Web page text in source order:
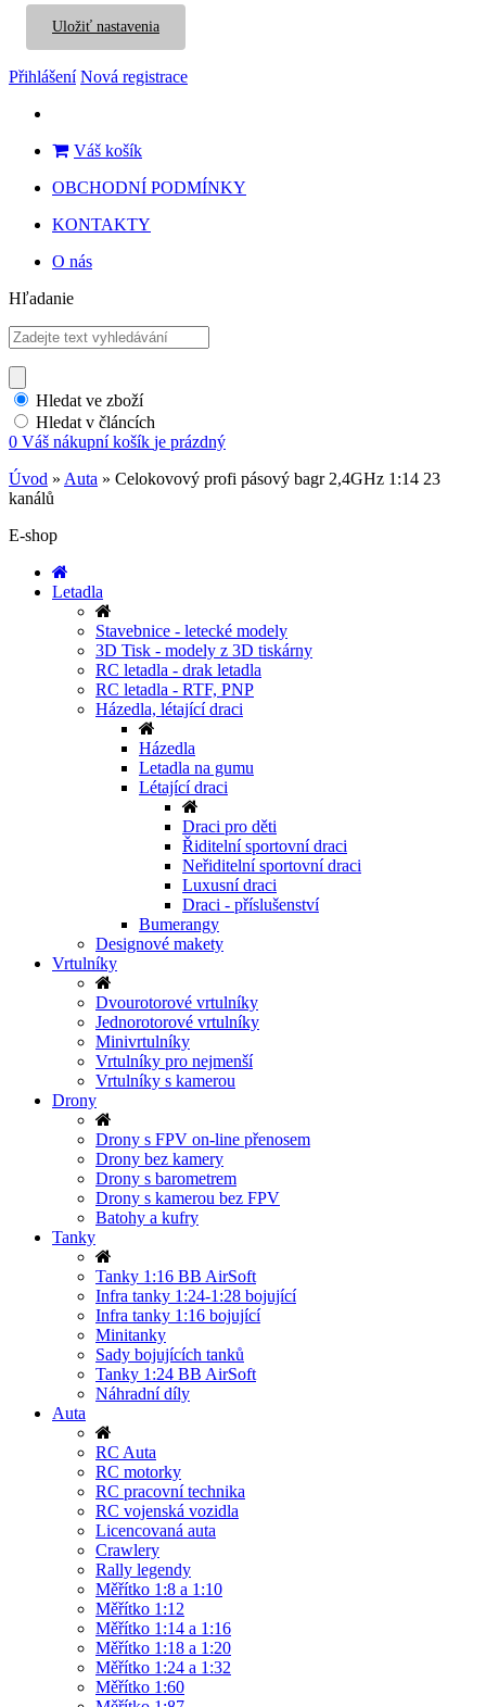
Uložiť nastavenia
Přihlášení Nová registrace
Váš košík
OBCHODNÍ PODMÍNKY
KONTAKTY
O nás
Hľadanie
Hledat ve zboží
Hledat v článcích
0 Váš nákupní košík je prázdný
Úvod » Auta » Celokovový profi pásový bagr 2,4GHz 1:14 23
kanálů
E-shop
Letadla
Stavebnice - letecké modely
3D Tisk - modely z 3D tiskárny
RC letadla - drak letadla
RC letadla - RTF, PNP
Házedla, létající draci
Házedla
Letadla na gumu
Létající draci
Draci pro děti
Řiditelní sportovní draci
Neřiditelní sportovní draci
Luxusní draci
Draci - příslušenství
Bumerangy
Designové makety
Vrtulníky
Dvourotorové vrtulníky
Jednorotorové vrtulníky
Minivrtulníky
Vrtulníky pro nejmenší
Vrtulníky s kamerou
Drony
Drony s FPV on-line přenosem
Drony bez kamery
Drony s barometrem
Drony s kamerou bez FPV
Batohy a kufry
Tanky
Tanky 1:16 BB AirSoft
Infra tanky 1:24-1:28 bojující
Infra tanky 1:16 bojující
Minitanky
Sady bojujících tanků
Tanky 1:24 BB AirSoft
Náhradní díly
Auta
RC Auta
RC motorky
RC pracovní technika
RC vojenská vozidla
Licencovaná auta
Crawlery
Rally legendy
Měřítko 1:8 a 1:10
Měřítko 1:12
Měřítko 1:14 a 1:16
Měřítko 1:18 a 1:20
Měřítko 1:24 a 1:32
Měřítko 1:60